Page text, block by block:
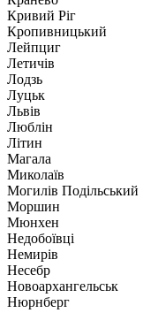
Кривий Ріг
Кропивницький
Лейпциг
Летичів
Лодзь
Луцьк
Львів
Люблін
Літин
Магала
Миколаїв
Могилів Подільський
Моршин
Мюнхен
Недобоївці
Немирів
Несебр
Новоархангельськ
Нюрнберг